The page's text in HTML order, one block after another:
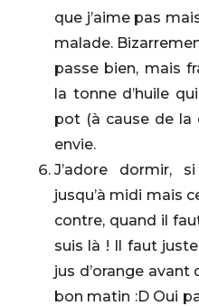
que j’aime pas
malade.
passe bien, mais
la tonne d’huile
pot (à cause de la
envie.
J’adore dormir,
jusqu’à midi mais
contre, quand il
suis là ! Il faut
jus d’orange
bon matin :D Oui